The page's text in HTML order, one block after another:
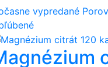
vypredané